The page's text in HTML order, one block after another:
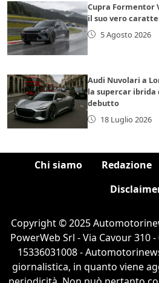
Cupra Formentor
il suo vero
5 Agosto 2026
Audi Nuvolari a
la supercar ibrida
debutto
18 Luglio 2026
Chi siamo Redazione
Copyright © 2025
PowerWeb Srl - Via Cavour 310 -
15336031008 -
giornalistica, in quanto viene